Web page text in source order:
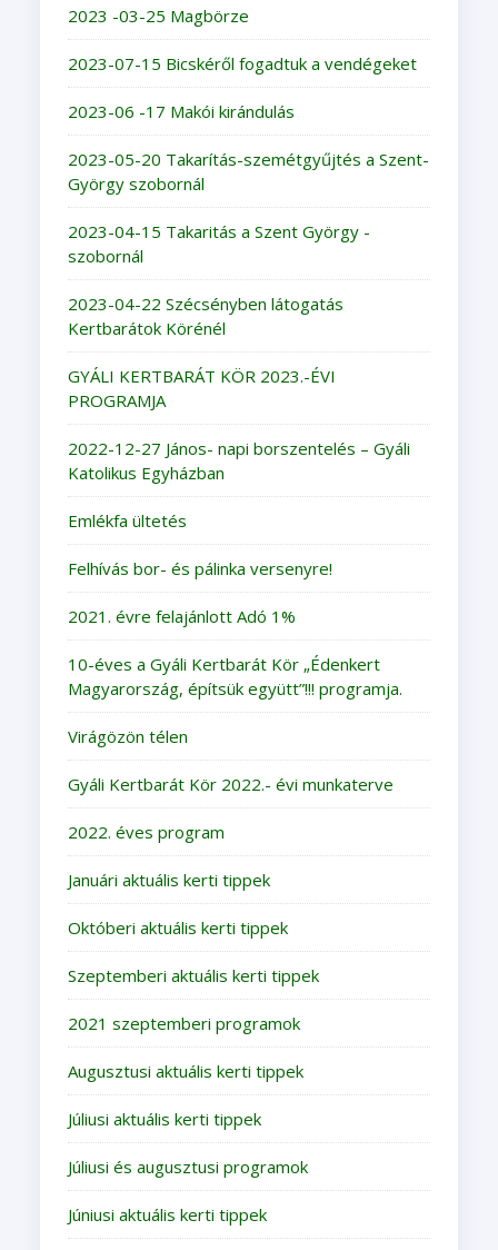
2023 -03-25 Magbörze
2023-07-15 Bicskéről fogadtuk a vendégeket
2023-06 -17 Makói kirándulás
2023-05-20 Takarítás-szemétgyűjtés a Szent-
György szobornál
2023-04-15 Takaritás a Szent György -
szobornál
2023-04-22 Szécsényben látogatás
Kertbarátok Körénél
GYÁLI KERTBARÁT KÖR 2023.-ÉVI
PROGRAMJA
2022-12-27 János- napi borszentelés – Gyáli
Katolikus Egyházban
Emlékfa ültetés
Felhívás bor- és pálinka versenyre!
2021. évre felajánlott Adó 1%
10-éves a Gyáli Kertbarát Kör „Édenkert
Magyarország, építsük együtt”!!! programja.
Virágözön télen
Gyáli Kertbarát Kör 2022.- évi munkaterve
2022. éves program
Januári aktuális kerti tippek
Októberi aktuális kerti tippek
Szeptemberi aktuális kerti tippek
2021 szeptemberi programok
Augusztusi aktuális kerti tippek
Júliusi aktuális kerti tippek
Júliusi és augusztusi programok
Júniusi aktuális kerti tippek